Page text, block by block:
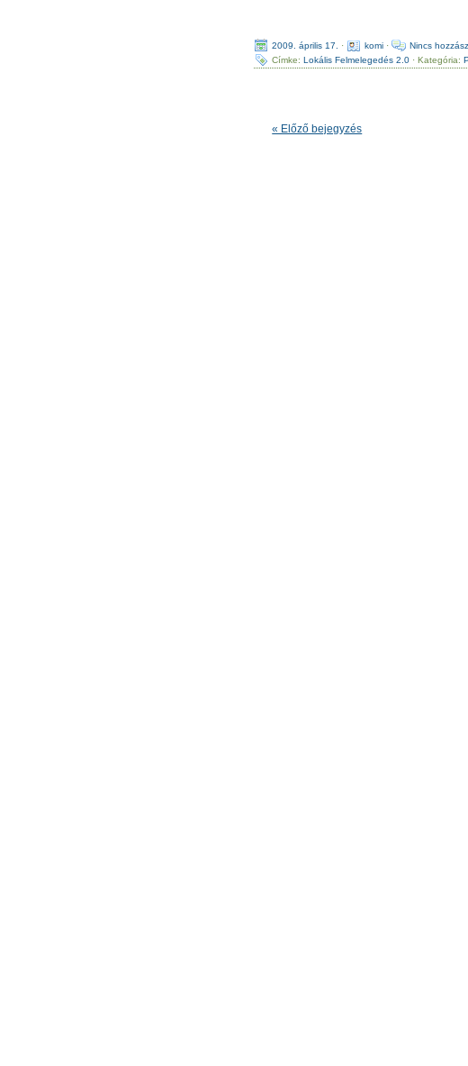
2009. április 17. · komi ·
Nincs
Címke:Lokális Felmelegedés 2.0 · Kategória:
« Előző bejegyzés